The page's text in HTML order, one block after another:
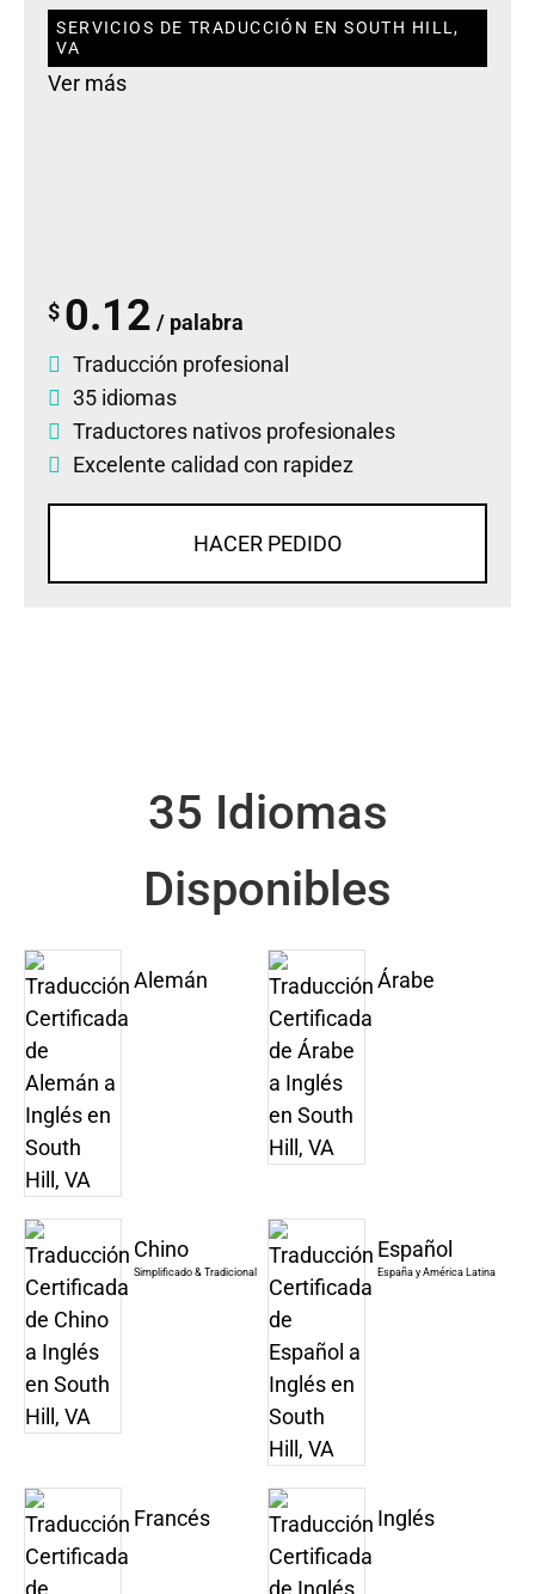
SERVICIOS DE TRADUCCIÓN EN SOUTH HILL,
VA
Ver más
$ 0.12 / palabra
Traducción profesional
35 idiomas
Traductores nativos profesionales
Excelente calidad con rapidez
HACER PEDIDO
35 Idiomas
Disponibles
Alemán Árabe
Chino
Simplificado & Tradicional
Español
España y América Latina
Francés Inglés